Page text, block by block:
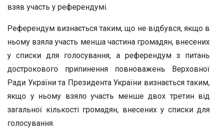
взяв участь у референдумі.
Референдум визнається таким, що не відбувся, якщо в
ньому взяла участь менша частина громадян, внесених
у списки для голосування, а референдум з питань
дострокового припинення повноважень Верховної
Ради України та Президента України визнається таким,
якщо у ньому взяло участь менше двох третин від
загальної кількості громадян, внесених у списки для
голосування.